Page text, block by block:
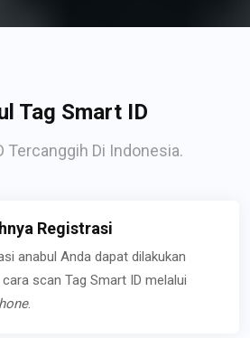
Tag Smart ID
Tercanggih Di Indonesia.
Registrasi
anabul Anda dapat dilakukan
scan Tag Smart ID melalui
.